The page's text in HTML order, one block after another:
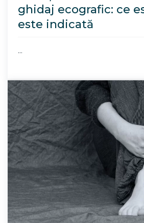
ghidaj ecografic: ce
este indicată
...